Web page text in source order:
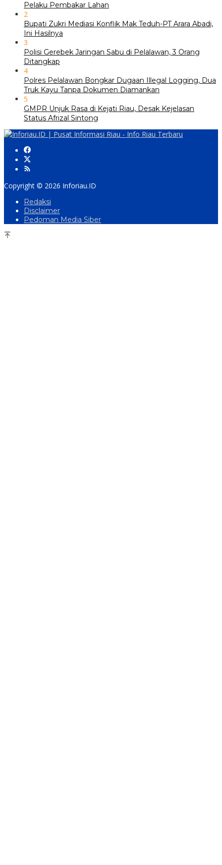
Pelaku Pembakar Lahan
2
Bupati Zukri Mediasi Konflik Mak Teduh-PT Arara Abadi,
Ini Hasilnya
3
Polisi Gerebek Jaringan Sabu di Pelalawan, 3 Orang
Ditangkap
4
Polres Pelalawan Bongkar Dugaan Illegal Logging, Dua
Truk Kayu Tanpa Dokumen Diamankan
5
GMPR Unjuk Rasa di Kejati Riau, Desak Kejelasan
Status Afrizal Sintong
Copyright © 2026 Inforiau.ID
Redaksi
Disclaimer
Pedoman Media Siber